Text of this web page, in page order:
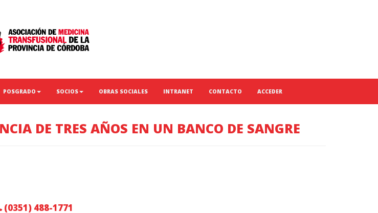
POSGRADO SOCIOS OBRAS SOCIALES INTRANET CONTACTO ACCEDER
DE TRES AÑOS EN UN BANCO DE SANGRE
(0351) 488-1771